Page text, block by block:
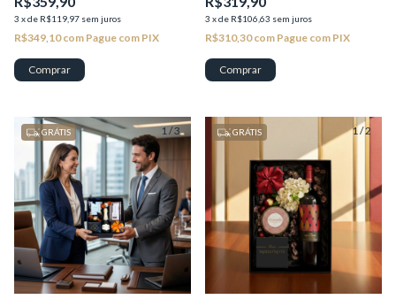
3 xde R$119,97 sem juros
R$349,10com Pague com PIX
3 xde R$106,63 sem juros
R$310,30com Pague com PIX
Comprar
1/3
GRÁTIS 1/2
GRÁTIS